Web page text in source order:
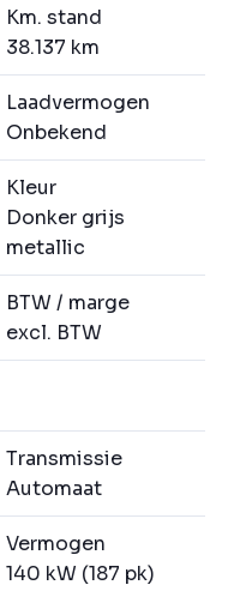
Km. stand
38.137 km
Laadvermogen
Onbekend
Kleur
Donker grijs
metallic
BTW / marge
excl. BTW
Transmissie
Automaat
Vermogen
140 kW (187 pk)